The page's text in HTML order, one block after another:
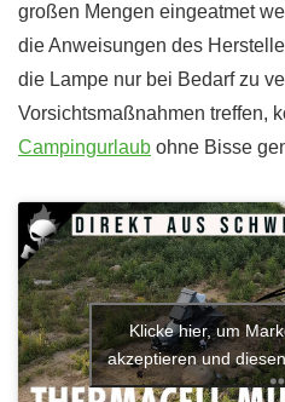
großen Mengen eingeatmet
die Anweisungen des
die Lampe nur bei Bedarf zu
Vorsichtsmaßnahmen treffen,
Campingurlaub ohne Bisse
Klicke hier, um
akzeptieren und